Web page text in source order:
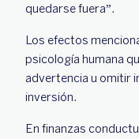
quedarse fuera”.
Los efectos
psicología humana
advertencia u omitir
inversión.
En finanzas